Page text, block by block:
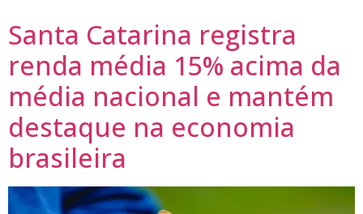
Santa Catarina registra
renda média 15% acima da
média nacional e mantém
destaque na economia
brasileira